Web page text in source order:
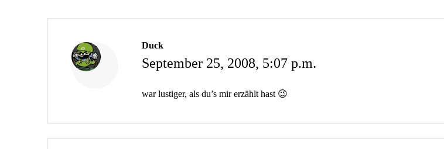
Duck
September 25, 2008, 5:07 p.m.
war lustiger, als du’s mir erzählt hast 😉